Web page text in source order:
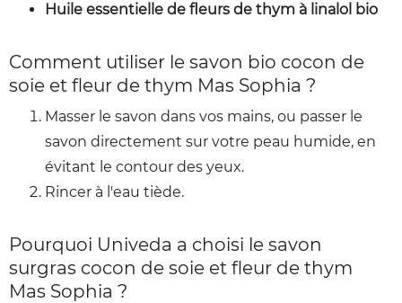
Huile essentielle de fleurs de thym à linalol bio
Comment utiliser le savon bio cocon de
soie et fleur de thym Mas Sophia ?
Masser le savon dans vos mains, ou passer le
savon directement sur votre peau humide, en
évitant le contour des yeux.
Rincer à l'eau tiède.
Pourquoi Univeda a choisi le savon
surgras cocon de soie et fleur de thym
Mas Sophia ?